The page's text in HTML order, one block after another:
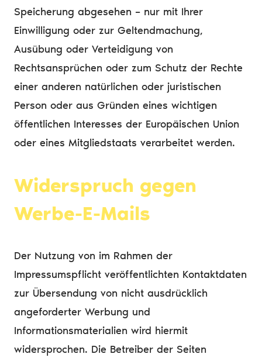
Speicherung abgesehen – nur mit Ihrer
Einwilligung oder zur Geltendmachung,
Ausübung oder Verteidigung von
Rechtsansprüchen oder zum Schutz der Rechte
einer anderen natürlichen oder juristischen
Person oder aus Gründen eines wichtigen
öffentlichen Interesses der Europäischen Union
oder eines Mitgliedstaats verarbeitet werden.
Widerspruch gegen
Werbe-E-Mails
Der Nutzung von im Rahmen der
Impressumspflicht veröffentlichten Kontaktdaten
zur Übersendung von nicht ausdrücklich
angeforderter Werbung und
Informationsmaterialien wird hiermit
widersprochen. Die Betreiber der Seiten